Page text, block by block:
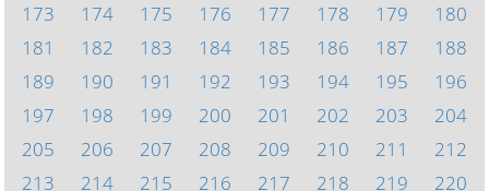
173
174 175 176 177 178 179
180
181
182 183 184 185 186 187
188
189
190 191 192 193 194 195
196
197
198 199 200 201 202 203
204
205
206 207 208 209 210 211
212
213
214 215 216 217 218 219
220